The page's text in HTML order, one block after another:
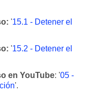
'15.1 - Detener el
'15.2 - Detener el
en YouTube: '05 -
'.